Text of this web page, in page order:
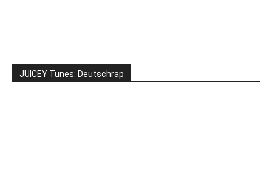
JUICEY Tunes: Deutschrap